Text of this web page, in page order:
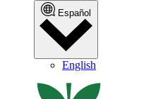
Español
English